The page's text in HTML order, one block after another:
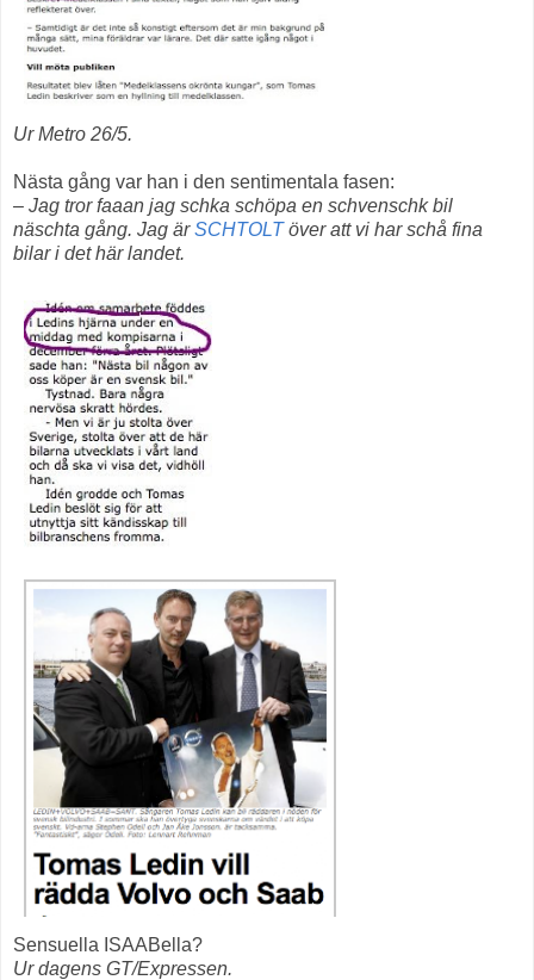
Ur Metro 26/5.
Nästa gång var han i den sentimentala fasen:
– Jag tror faaan jag schka schöpa en schvenschk bil
näschta gång. Jag ärSCHTOLTöver att vi har schå fina
bilar i det här landet.
Sensuella ISAABella?
Ur dagens GT/Expressen.